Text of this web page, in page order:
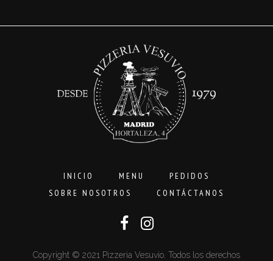
INICIO MENU
PEDIDOS
SOBRE NOSOTROS
CONTÁCTANOS
Copyright © 2021 Pizzeria Vesuvio. Todos los derechos